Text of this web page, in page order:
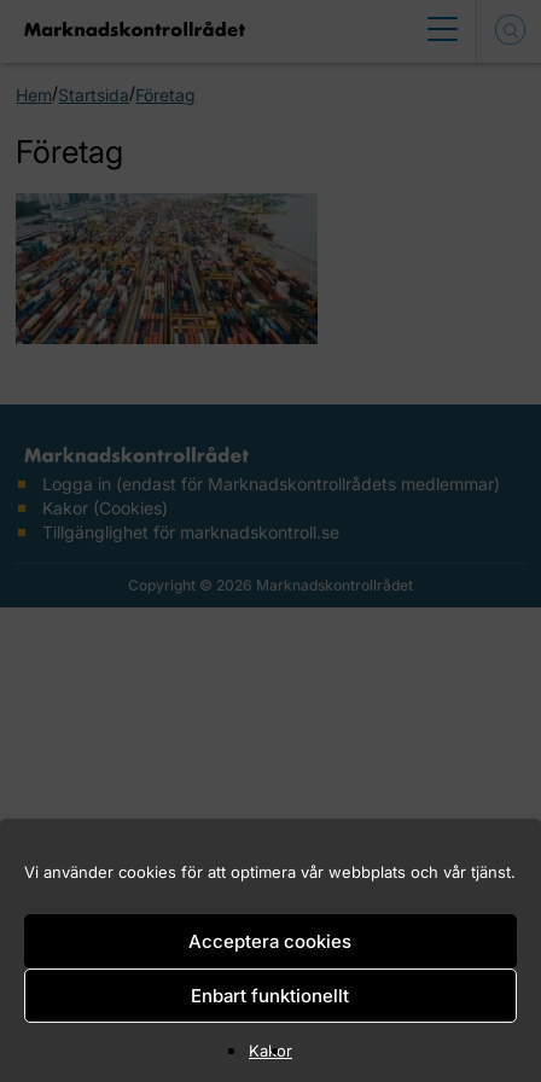
Vi använder cookies för att optimera vår webbplats och vår tjänst.
Acceptera cookies
Enbart funktionellt
Kakor
Hem/Startsida/Företag
Företag
Logga in (endast för Marknadskontrollrådets medlemmar)
Kakor (Cookies)
Tillgänglighet för marknadskontroll.se
Copyright © 2026 Marknadskontrollrådet